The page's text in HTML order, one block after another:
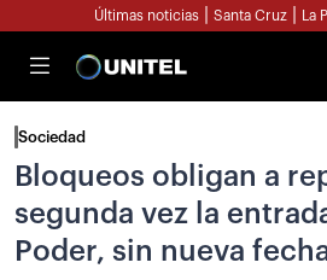
Últimas noticias Santa Cruz La
Sociedad
Bloqueos obligan a
segunda vez la
Poder, sin nueva